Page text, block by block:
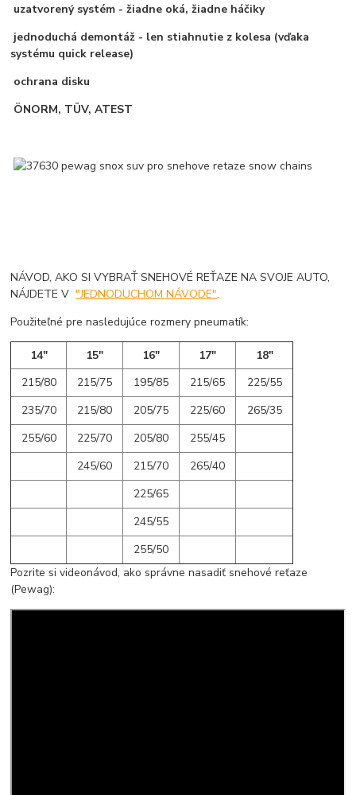
uzatvorený systém - žiadne oká, žiadne háčiky
jednoduchá demontáž - len stiahnutie z kolesa (vďaka
systému quick release)
ochrana disku
ÖNORM, TÜV, ATEST
NÁVOD, AKO SI VYBRAŤ SNEHOVÉ REŤAZE NA SVOJE AUTO,
NÁJDETE V"JEDNODUCHOM NÁVODE".
Použiteľné pre nasledujúce rozmery pneumatík:
14" 15" 16" 17"
18"
215/80
215/75 195/85 215/65
225/55
235/70
215/80 205/75 225/60
265/35
255/60
225/70 205/80
255/45
245/60
215/70
265/40
225/65
245/55
255/50
Pozrite si videonávod, ako správne nasadiť snehové reťaze
(Pewag):